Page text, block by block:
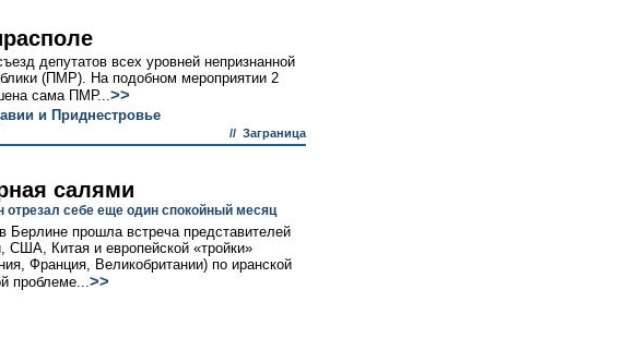
депутатов всех уровней непризнанной
(ПМР). На подобном мероприятии 2
сама ПМР...>>
и Приднестровье
// Заграница
салями
отрезал себе еще один спокойный месяц
Берлине прошла встреча представителей
США, Китая и европейской «тройки»
Франция, Великобритании) по иранской
проблеме...>>